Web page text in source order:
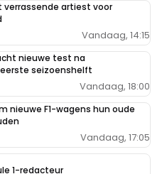
verrassende artiest voor
Vandaag, 14:15
nieuwe test na
seizoenshelft
Vandaag, 18:00
nieuwe F1-wagens hun oude
Vandaag, 17:05
1-redacteur